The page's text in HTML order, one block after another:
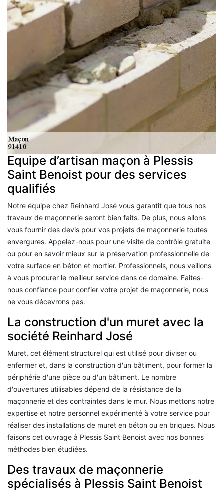
Equipe d’artisan maçon à Plessis
Saint Benoist pour des services
qualifiés
Notre équipe chez Reinhard José vous garantit que tous nos
travaux de maçonnerie seront bien faits. De plus, nous allons
vous fournir des devis pour vos projets de maçonnerie toutes
envergures. Appelez-nous pour une visite de contrôle gratuite
ou pour en savoir mieux sur la préservation professionnelle de
votre surface en béton et mortier. Professionnels, nous veillons
à vous procurer le meilleur service dans ce domaine. Faites-
nous confiance pour confier votre projet de maçonnerie, nous
ne vous décevrons pas.
La construction d'un muret avec la
société Reinhard José
Muret, cet élément structurel qui est utilisé pour diviser ou
enfermer et, dans la construction d'un bâtiment, pour former la
périphérie d'une pièce ou d'un bâtiment. Le nombre
d'ouvertures utilisables dépend de la résistance de la
maçonnerie et des contraintes dans le mur. Nous mettons notre
expertise et notre personnel expérimenté à votre service pour
réaliser des installations de muret en béton ou en briques. Nous
faisons cet ouvrage à Plessis Saint Benoist avec nos bonnes
méthodes bien étudiées.
Des travaux de maçonnerie
spécialisés à Plessis Saint Benoist